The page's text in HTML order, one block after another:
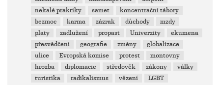
nekalé praktiky
samet
koncentrační tábory
bezmoc
karma zázrak důchody
mzdy
platy
zadlužení propast Univerzity
ekumena
přesvědčení
geografie změny
globalizace
ulice
Evropská komise protest
montovny
hrozba
diplomacie středověk zákony
války
turistika
radikalismus vězení
LGBT